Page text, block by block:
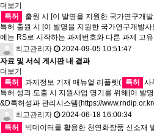
더보기
특허
출원 시 [이 발명을 지원한 국가연구개
특허 출원 시 [이 발명을 지원한 국가연구개발
에는 RS로 시작하는 과제번호와 다른 과제 고
최고관리자
2024-09-05 10:51:47
자료 및 서식 게시판 내 결과
더보기
특허
과제정보 기재 매뉴얼 리플렛( 특허 사
특허 성과 도출 시 지원사업 명기를 위해[이 발
&D특허성과 관리시스템(https://
최고관리자
2024-06-18 16:00:34
특허
빅데이터를 활용한 천연화장품 신소재